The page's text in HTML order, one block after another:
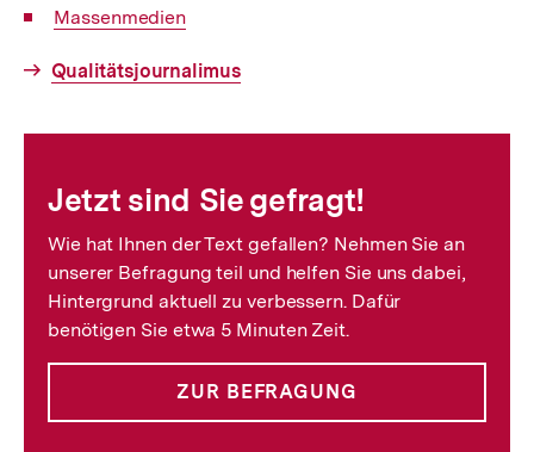
Interner
Massenmedien
Interner
Qualitätsjournalimus
Jetzt sind Sie gefragt!
Wie hat Ihnen der Text gefallen? Nehmen Sie an
unserer Befragung teil und helfen Sie uns dabei,
Hintergrund aktuell zu verbessern. Dafür
benötigen Sie etwa 5 Minuten Zeit.
ZUR BEFRAGUNG